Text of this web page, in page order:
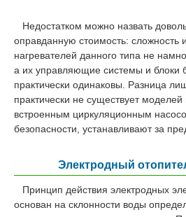
Недостатком можно назвать
оправданную стоимость: сложность
нагревателей данного типа не
а их управляющие системы и блоки
практически одинаковы. Разница
практически не существует
встроенным циркуляционным
безопасности, устанавливают за
Электродный
Принцип действия электродных
основан на склонности воды